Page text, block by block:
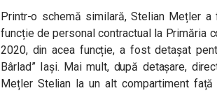
Printr-o schemă similară, Stelian Mețler
funcție de personal contractual la Primăria
2020, din acea funcție, a fost detașat
Bârlad” Iași. Mai mult, după detașare,
Mețler Stelian la un alt compartiment